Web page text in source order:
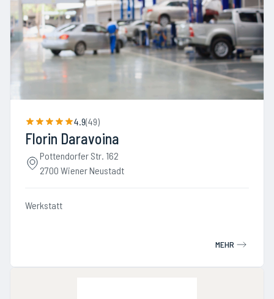
4.9(49)
Florin Daravoina
Pottendorfer Str. 162
2700 Wiener Neustadt
Werkstatt
MEHR